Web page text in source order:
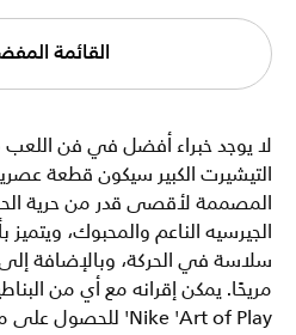
القائمة
لا يوجد خبراء أفضل في فن اللعب
التيشيرت الكبير سيكون قطعة
المصممة لأقصى قدر من حرية
الجيرسيه الناعم والمحبوك،
سلاسة في الحركة، وبالإضافة إلى
مريحًا. يمكن إقرانه مع أي من
Nike 'Art of Play' للحصول على مظهر متناسق.